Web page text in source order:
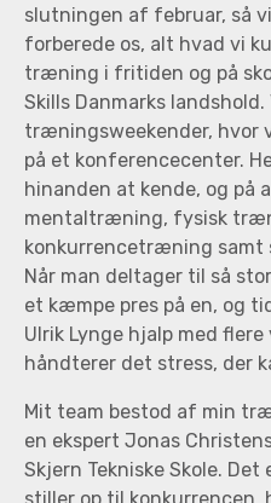
slutningen af februar, så
forberede os, alt hvad vi
træning i fritiden og på
Skills Danmarks landshold.
træningsweekender, hvor
på et konferencecenter.
hinanden at kende, og på
mentaltræning, fysisk
konkurrencetræning samt
Når man deltager til så
et kæmpe pres på en, og
Ulrik Lynge hjalp med
håndterer det stress, der
Mit team bestod af min
en ekspert Jonas
Skjern Tekniske Skole.